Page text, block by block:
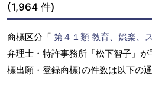
(1,964 件)
商標区分「 第４１類 教育、娯楽、
弁理士・特許事務所「松下智子」
標出願・登録商標)の件数は以下の通